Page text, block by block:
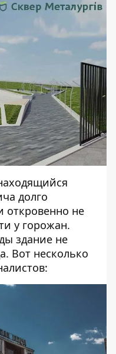
долго
откровенно не
у горожан.
здание не
Вот несколько